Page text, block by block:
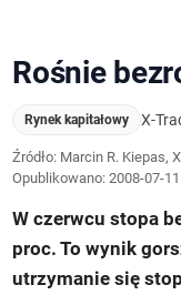
Rośnie
Rynek kapitałowy X-
Źródło: Marcin R. Kiepas,
Opublikowano:2008-07-
W czerwcu stopa
proc. To wynik
utrzymanie się